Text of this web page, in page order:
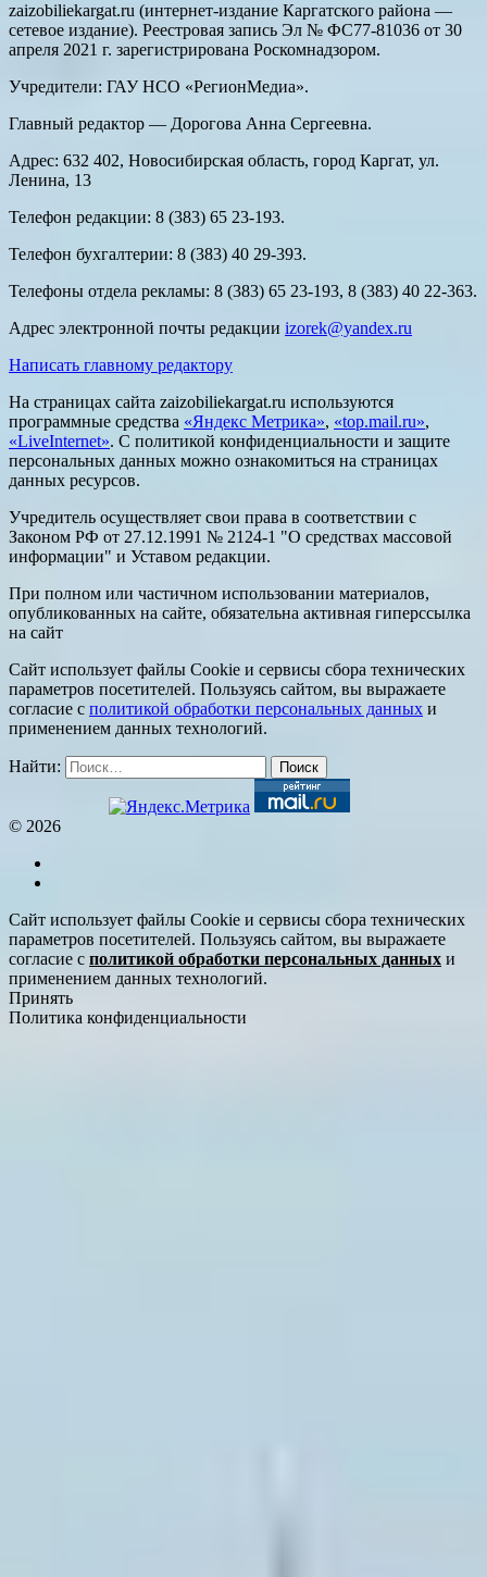
zaizobiliekargat.ru (интернет-издание Каргатского района —
сетевое издание). Реестровая запись Эл № ФС77-81036 от 30
апреля 2021 г. зарегистрирована Роскомнадзором.
Учредители: ГАУ НСО «РегионМедиа».
Главный редактор — Дорогова Анна Сергеевна.
Адрес: 632 402, Новосибирская область, город Каргат, ул.
Ленина, 13
Телефон редакции: 8 (383) 65 23-193.
Телефон бухгалтерии: 8 (383) 40 29-393.
Телефоны отдела рекламы: 8 (383) 65 23-193, 8 (383) 40 22-363.
Адрес электронной почты редакции izorek@yandex.ru
Написать главному редактору
На страницах сайта zaizobiliekargat.ru используются
программные средства «Яндекс Метрика», «top.mail.ru»,
«LiveInternet». С политикой конфиденциальности и защите
персональных данных можно ознакомиться на страницах
данных ресурсов.
Учредитель осуществляет свои права в соответствии с
Законом РФ от 27.12.1991 № 2124-1 "О средствах массовой
информации" и Уставом редакции.
При полном или частичном использовании материалов,
опубликованных на сайте, обязательна активная гиперссылка
на сайт
Сайт использует файлы Cookie и сервисы сбора технических
параметров посетителей. Пользуясь сайтом, вы выражаете
согласие с политикой обработки персональных данных и
применением данных технологий.
Найти:
© 2026
Сайт использует файлы Cookie и сервисы сбора технических
параметров посетителей. Пользуясь сайтом, вы выражаете
согласие с политикой обработки персональных данных и
применением данных технологий.
Принять
Политика конфиденциальности